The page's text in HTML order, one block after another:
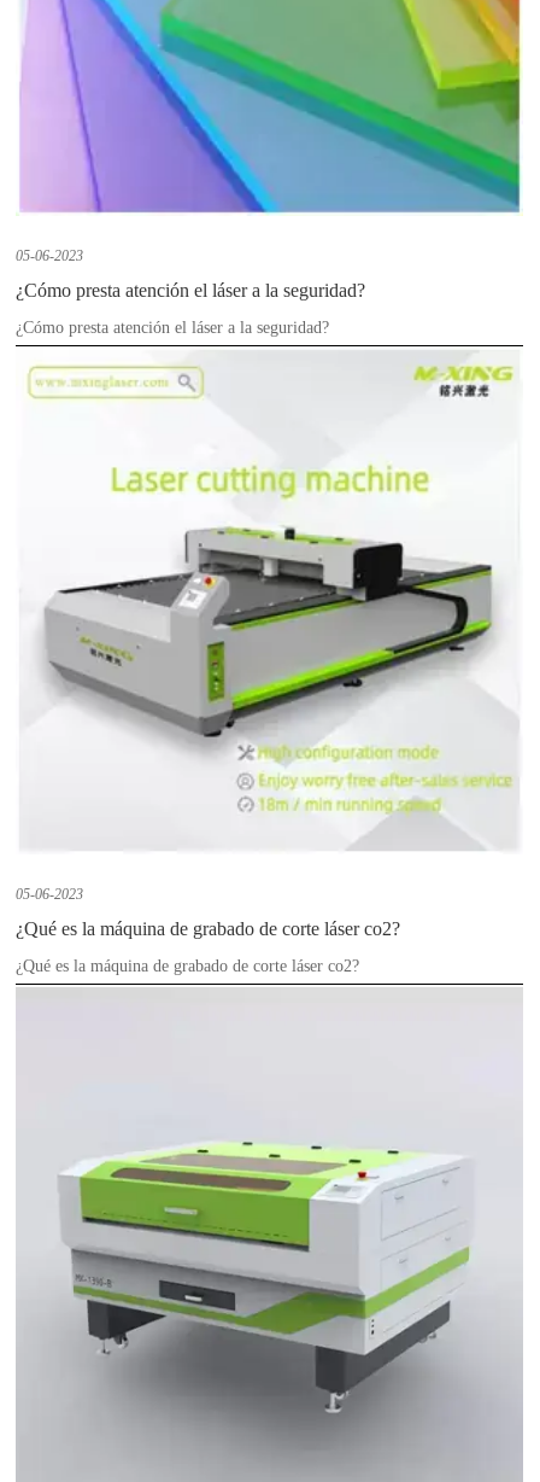
05-06-2023
¿Cómo presta atención el láser a la seguridad?
¿Cómo presta atención el láser a la seguridad?
05-06-2023
¿Qué es la máquina de grabado de corte láser co2?
¿Qué es la máquina de grabado de corte láser co2?